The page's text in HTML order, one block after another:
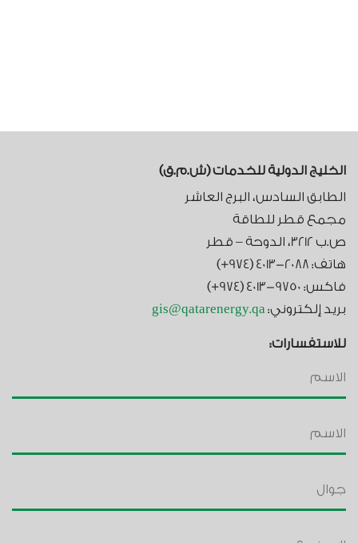
الخليج الدولية للخدمات (ش.م.ق)​
الطابق السادس، البرج العاشر
مجمع قطر للطاقة
ص.ب 3212، الدوحة – قطر
هاتف: 2088-4013 (974+)
فاكس: 9750-4013 (974+)
بريد إلكتروني:gis@qatarenergy.qa
للاستفسارات: